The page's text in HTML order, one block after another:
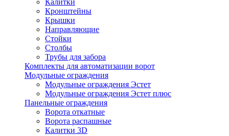
Калитки
Кронштейны
Крышки
Направляющие
Стойки
Столбы
Трубы для забора
Комплекты для автоматизации ворот
Модульные ограждения
Модульные ограждения Эстет
Модульные ограждения Эстет плюс
Панельные ограждения
Ворота откатные
Ворота распашные
Калитки 3D